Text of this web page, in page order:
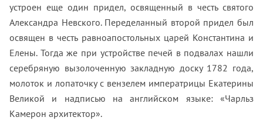
устроен еще один придел, освященный в честь святого
Александра Невского. Переделанный второй придел был
освящен в честь равноапостольных царей Константина и
Елены. Тогда же при устройстве печей в подвалах нашли
серебряную вызолоченную закладную доску 1782 года,
молоток и лопаточку с вензелем императрицы Екатерины
Великой и надписью на английском языке: «Чарльз
Камерон архитектор».